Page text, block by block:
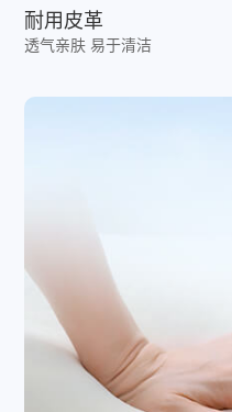
耐用皮革
透气亲肤 易于清洁